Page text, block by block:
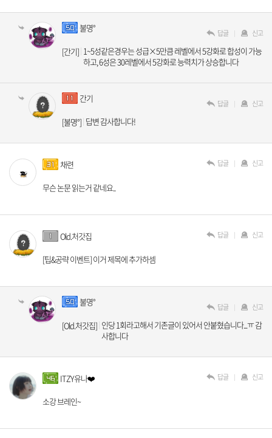
불명°
[간기] 1~5성같은경우는 성급×5만큼 레벨에서 5강화로 합성이 가능
하고, 6성은 30레벨에서 5강화로 능력치가 상승합니다
답글 신고
간기
[불명°] 답변 감사합니다!
답글 신고
채련
무슨 논문 읽는거 같네요..
답글 신고
Old.처갓집
[팁&공략 이벤트] 이거 제목에 추가하셈
답글 신고
불명°
[Old.처갓집] 인당 1회라고해서 기존글이 있어서 안붙혔습니다...ㅠ 감
사합니다
답글 신고
ITZY유나❤️
소강 브레인~
답글 신고